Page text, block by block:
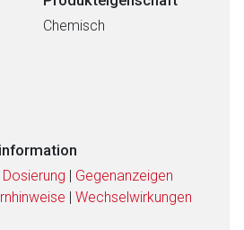
Chemisch
Dosierung | Gegenanzeigen
| Wechselwirkungen